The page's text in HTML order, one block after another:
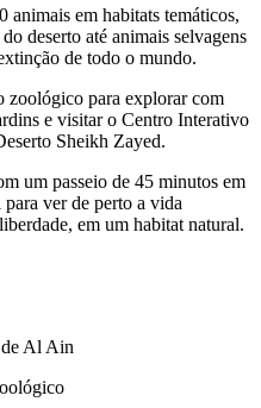
animais em habitats temáticos,
deserto até animais selvagens
de todo o mundo.
zoológico para explorar com
e visitar o Centro Interativo
Sheikh Zayed.
um passeio de 45 minutos em
ver de perto a vida
em um habitat natural.
Al Ain